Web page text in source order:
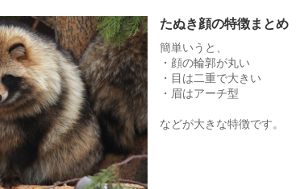
たぬき顔の特徴まとめ
簡単いうと、
・顔の輪郭が丸い
・目は二重で大きい
・眉はアーチ型
などが大きな特徴です。